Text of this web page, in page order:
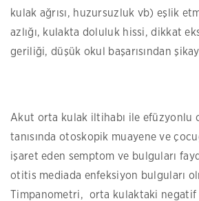
kulak ağrısı, huzursuzluk vb) eşlik
azlığı, kulakta doluluk hissi, dikkat
geriliği, düşük okul başarısından
Akut orta kulak iltihabı ile efüzyonlu
tanısında otoskopik muayene ve
işaret eden semptom ve bulguları
otitis mediada enfeksiyon bulguları
Timpanometri, orta kulaktaki negatif